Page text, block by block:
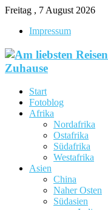
Freitag , 7 August 2026
Impressum
Zuhause
Start
Fotoblog
Afrika
Nordafrika
Ostafrika
Südafrika
Westafrika
Asien
China
Naher Osten
Südasien